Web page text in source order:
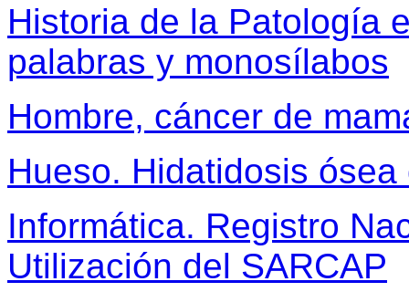
Historia de la Patología
palabras y monosílabos
Hombre, cáncer de
Hueso. Hidatidosis
Informática. Registro
Utilización del SARCAP